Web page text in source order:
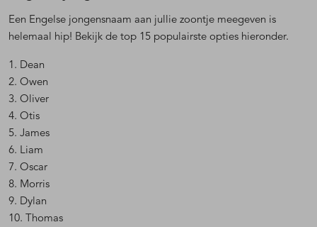
Een Engelse jongensnaam aan jullie zoontje meegeven is
helemaal hip! Bekijk de top 15 populairste opties hieronder.
1. Dean
2. Owen
3. Oliver
4. Otis
5. James
6. Liam
7. Oscar
8. Morris
9. Dylan
10. Thomas